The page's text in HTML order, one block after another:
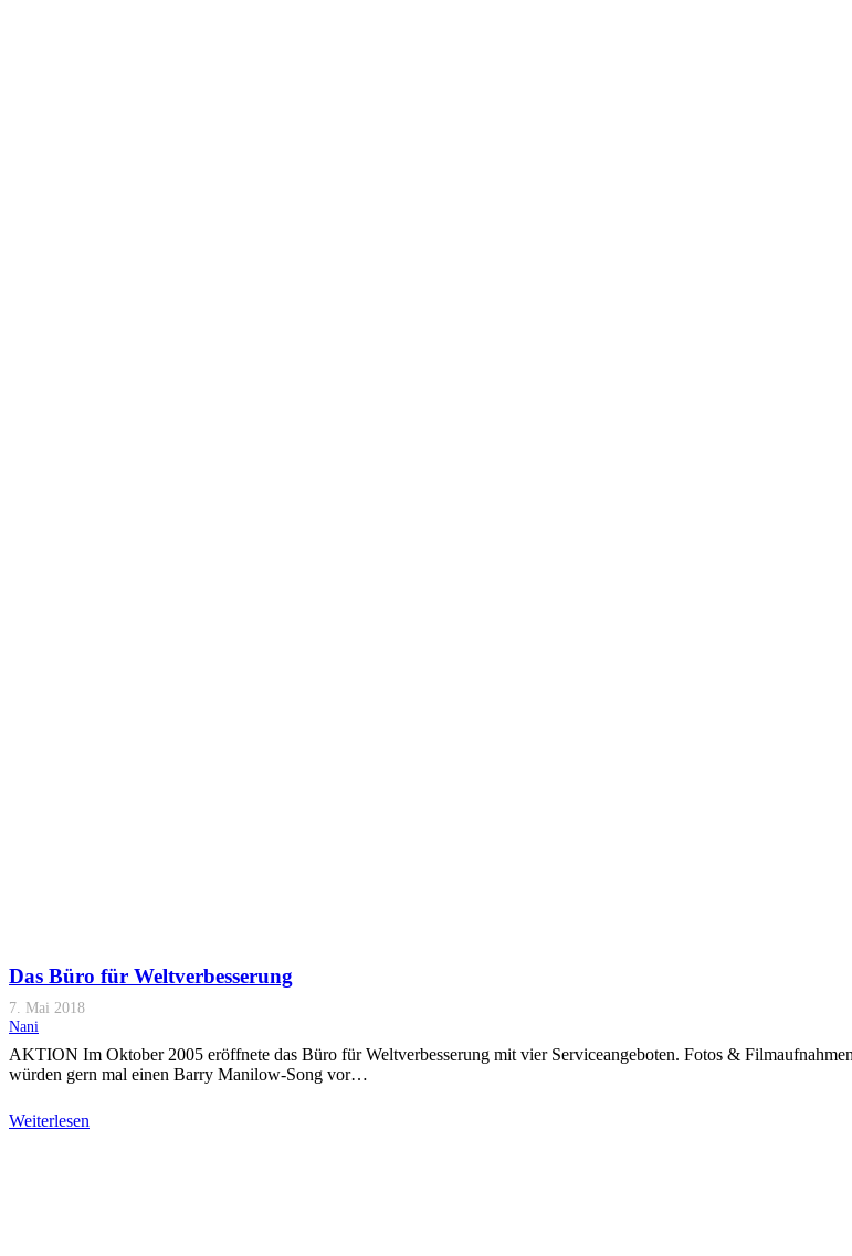
Das Büro für Weltverbesserung
7. Mai 2018
Nani
AKTION Im Oktober 2005 eröffnete das Büro für Weltverbesserung mit vier Serviceangeboten. Fotos &
würden gern mal einen Barry Manilow-Song vor…
Weiterlesen